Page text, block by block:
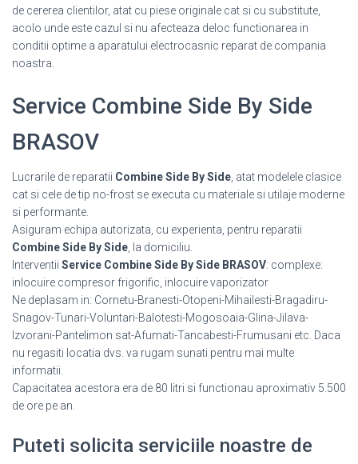
de cererea clientilor, atat cu piese originale cat si cu substitute,
acolo unde este cazul si nu afecteaza deloc functionarea in
conditii optime a aparatului electrocasnic reparat de compania
noastra.
Service Combine Side By Side
BRASOV
Lucrarile de reparatii Combine Side By Side , atat modelele clasice
cat si cele de tip no-frost se executa cu materiale si utilaje moderne
si performante.
Asiguram echipa autorizata, cu experienta, pentru reparatii
Combine Side By Side , la domiciliu.
Interventii Service Combine Side By Side BRASOV: complexe:
inlocuire compresor frigorific, inlocuire vaporizator
Ne deplasam in: Cornetu-Branesti-Otopeni-Mihailesti-Bragadiru-
Snagov-Tunari-Voluntari-Balotesti-Mogosoaia-Glina-Jilava-
Izvorani-Pantelimon sat-Afumati-Tancabesti-Frumusani etc. Daca
nu regasiti locatia dvs. va rugam sunati pentru mai multe
informatii.
Capacitatea acestora era de 80 litri si functionau aproximativ 5.500
de ore pe an.
Puteti solicita serviciile noastre de